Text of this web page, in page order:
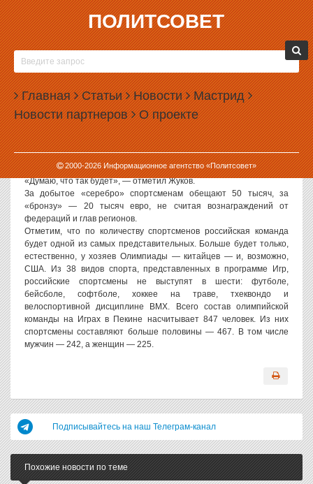
ПОЛИТСОВЕТ
Главная Статьи Новости Мастрид
Новости партнеров О проекте
2000-2026Информационное агентство «Политсовет»
29.07.2008, 15:14
АЛЕКСАНДР ЖУКОВ ПООБЕЩАЛ
ПОБЕДИТЕЛЯМ ОЛИМПИАДЫ-2008 ПО 100
ТЫСЯЧ ЕВРО
Сумма вознаграждения членам российской команды спортсменов
на Олимпиаде в Пекине, которые принесут золотые медали,
может составить 100 тыс. евро. Об этом сообщает «Интерфакс»
со ссылкой на заявление зампредседателя правительства
России Александра Жукова.
«Думаю, что так будет», — отметил Жуков.
За добытое «серебро» спортсменам обещают 50 тысяч, за
«бронзу» — 20 тысяч евро, не считая вознаграждений от
федераций и глав регионов.
Отметим, что по количеству спортсменов российская команда
будет одной из самых представительных. Больше будет только,
естественно, у хозяев Олимпиады — китайцев — и, возможно,
США. Из 38 видов спорта, представленных в программе Игр,
российские спортсмены не выступят в шести: футболе,
бейсболе, софтболе, хоккее на траве, тхеквондо и
велоспортивной дисциплине BMX. Всего состав олимпийской
команды на Играх в Пекине насчитывает 847 человек. Из них
спортсмены составляют больше половины — 467. В том числе
мужчин — 242, а женщин — 225.
Подписывайтесь на наш Телеграм-канал
Похожие новости по теме